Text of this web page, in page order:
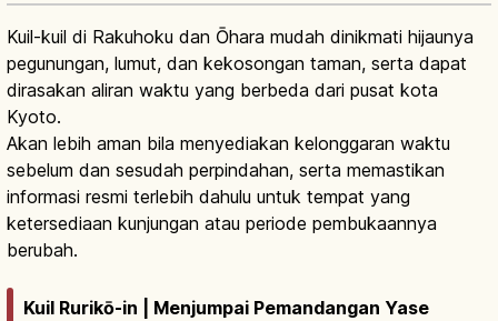
Kuil-kuil di Rakuhoku dan Ōhara mudah dinikmati hijaunya
pegunungan, lumut, dan kekosongan taman, serta dapat
dirasakan aliran waktu yang berbeda dari pusat kota
Kyoto.
Akan lebih aman bila menyediakan kelonggaran waktu
sebelum dan sesudah perpindahan, serta memastikan
informasi resmi terlebih dahulu untuk tempat yang
ketersediaan kunjungan atau periode pembukaannya
berubah.
Kuil Rurikō-in | Menjumpai Pemandangan Yase